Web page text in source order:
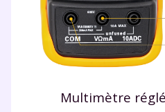
Multimètre